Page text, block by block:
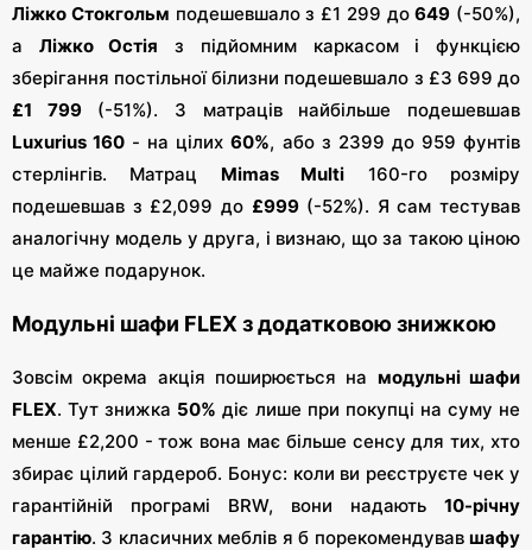
Ліжко Стокгольм подешевшало з £1 299 до649 (-50%),
а Ліжко Остія з підйомним каркасом і функцією
зберігання постільної білизни подешевшало з £3 699 до
£1 799(-51%). З матраців найбільше подешевшав
Luxurius 160 - на цілих60%, або з 2399 до 959 фунтів
стерлінгів. Матрац Mimas Multi 160-го розміру
подешевшав з £2,099 до £999(-52%). Я сам тестував
аналогічну модель у друга, і визнаю, що за такою ціною
це майже подарунок.
Модульні шафи FLEX з додатковою знижкою
Зовсім окрема акція поширюється на модульні шафи
FLEX. Тут знижка 50% діє лише при покупці на суму не
менше £2,200 - тож вона має більше сенсу для тих, хто
збирає цілий гардероб. Бонус: коли ви реєструєте чек у
гарантійній програмі BRW, вони надають 10-річну
гарантію. З класичних меблів я б порекомендував шафу